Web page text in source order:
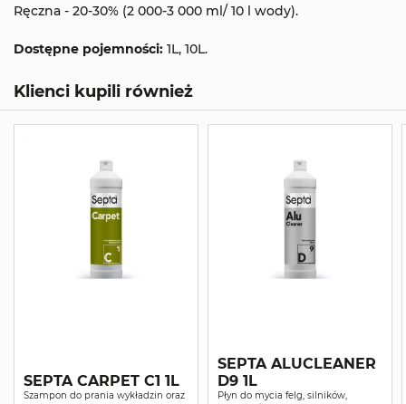
Ręczna - 20-30% (2 000-3 000 ml/ 10 l wody).
Dostępne pojemności: 1L, 10L.
Klienci kupili również
SEPTA CARPET C1 1L
Szampon do prania wykładzin oraz
SEPTA ALUCLEANER
D9 1L
Płyn do mycia felg, silników,